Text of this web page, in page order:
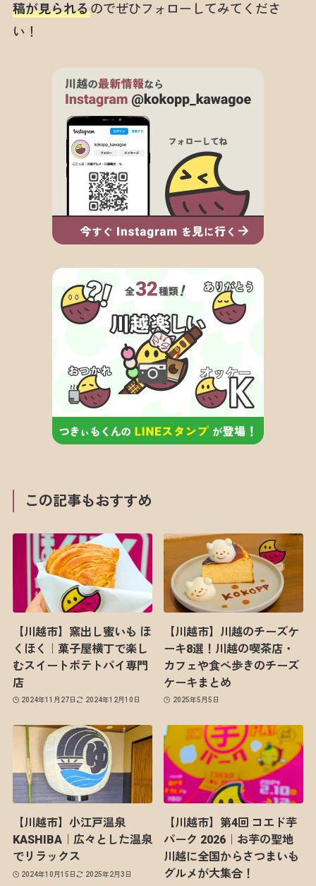
稿が見られるのでぜひフォローしてみてくださ
い！
この記事もおすすめ
【川越市】窯出し蜜いも ほ
くほく｜菓子屋横丁で楽し
むスイートポテトパイ専門
店
2024年11月27日 2024年12月10日
【川越市】川越のチーズケ
ーキ8選！川越の喫茶店・
カフェや食べ歩きのチーズ
ケーキまとめ
2025年5月5日
【川越市】小江戸温泉
KASHIBA｜広々とした温泉
でリラックス
2024年10月15日 2025年2月3日
【川越市】第4回 コエド芋
パーク 2026｜お芋の聖地
川越に全国からさつまいも
グルメが大集合！